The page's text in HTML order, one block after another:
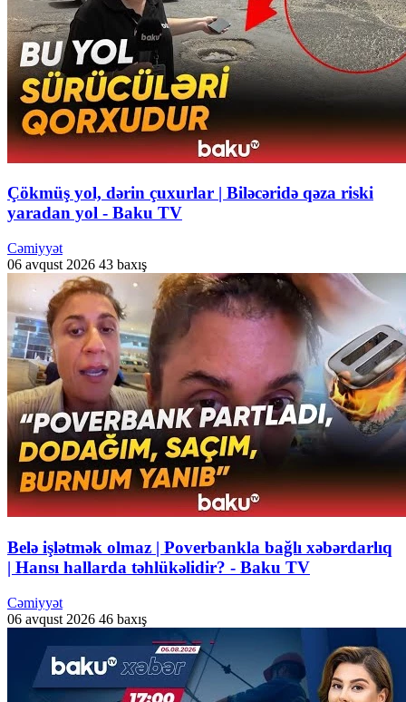
Çökmüş yol, dərin çuxurlar | Biləcəridə qəza riski
yaradan yol - Baku TV
Cəmiyyət
06 avqust 2026 43 baxış
Belə işlətmək olmaz | Poverbankla bağlı xəbərdarlıq
| Hansı hallarda təhlükəlidir? - Baku TV
Cəmiyyət
06 avqust 2026 46 baxış